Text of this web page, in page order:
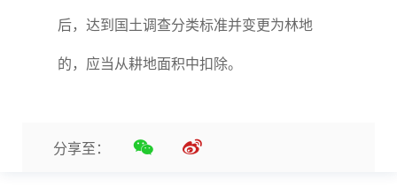
后，达到国土调查分类标准并变更为林地
的，应当从耕地面积中扣除。
分享至：